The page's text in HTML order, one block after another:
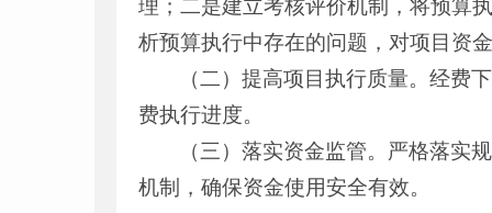
理；二是建立考核评价机制，将预算
析预算执行中存在的问题，对项目资
（二）提高项目执行质量。经费
费执行进度。
（三）落实资金监管。严格落实
机制，确保资金使用安全有效。